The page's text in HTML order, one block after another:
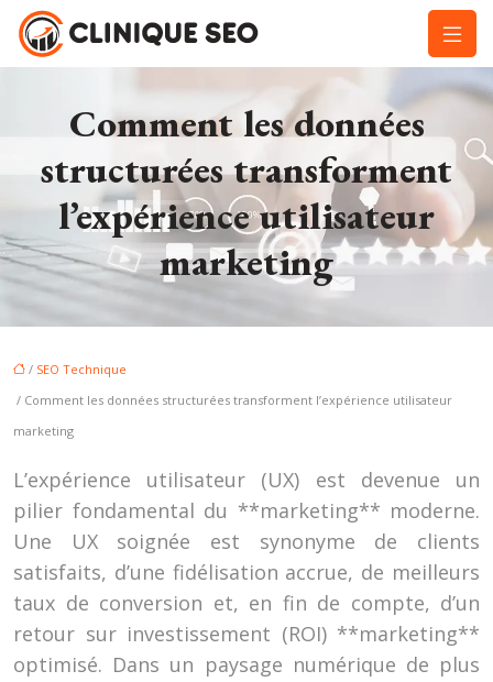
Comment les données
structurées transforment
l’expérience utilisateur
marketing
/ SEO Technique
/ Comment les données structurées transforment l’expérience utilisateur
marketing
L’expérience utilisateur (UX) est devenue un
pilier fondamental du **marketing** moderne.
Une UX soignée est synonyme de clients
satisfaits, d’une fidélisation accrue, de meilleurs
taux de conversion et, en fin de compte, d’un
retour sur investissement (ROI) **marketing**
optimisé. Dans un paysage numérique de plus